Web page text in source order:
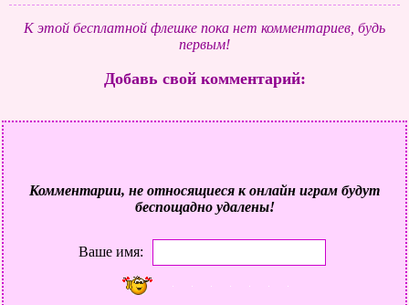
К этой бесплатной флешке пока нет комментариев, будь
первым!
Добавь свой комментарий:
Комментарии, не относящиеся к онлайн играм будут
беспощадно удалены!
Ваше имя: